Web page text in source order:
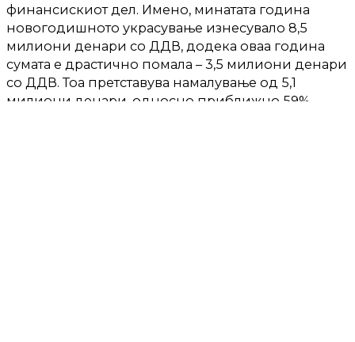
финансискиот дел. Имено, минатата година
новогодишното украсување изнесувало 8,5
милиони денари со ДДВ, додека оваа година
сумата е драстично помала – 3,5 милиони денари
со ДДВ. Тоа претставува намалување од 5,1
милиони денари, односно приближно 59%